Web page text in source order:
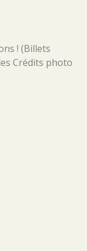
! (Billets
Crédits photo